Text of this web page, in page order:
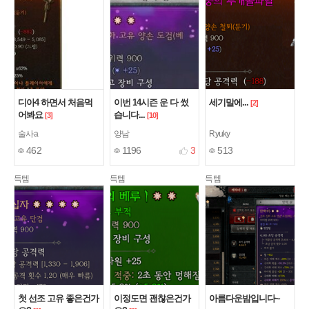
디아4 하면서 처음먹
어봐요 [3]
술사a
462
이번 14시즌 운 다 썼
습니다... [10]
양남
1196 3
세기말에... [2]
Ryuky
513
득템
첫 선조 고유 좋은건가
득템
이정도면 괜찮은건가
득템
아름다운밤입니다~